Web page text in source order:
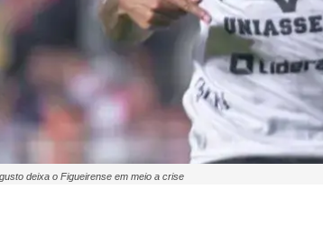
deixa o Figueirense em meio a crise